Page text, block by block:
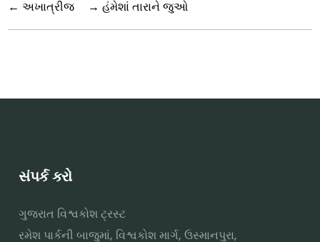
← અખાત્રીજ → હંમેશાં તારાને જુઓ
સંપર્ક કરો
ગુજરાત વિશ્વકોશ ટ્રસ્ટ
રમેશ પાર્કની બાજુમાં, વિશ્વકોશ માર્ગ, ઉસ્માનપુરા,